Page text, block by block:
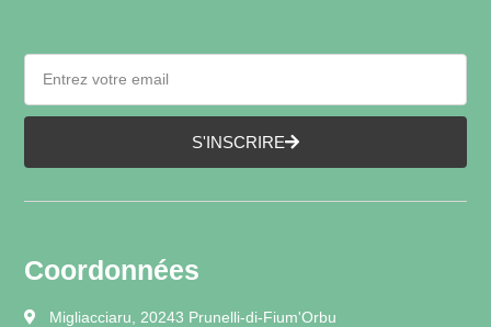
S'INSCRIRE
Coordonnées
Migliacciaru, 20243 Prunelli-di-Fium'Orbu